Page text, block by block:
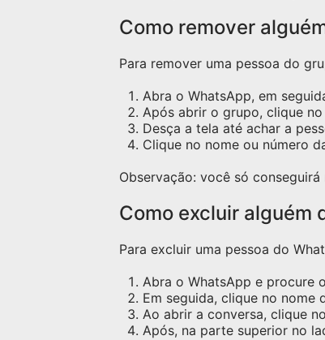
Como remover
Para remover uma pessoa do
Abra o WhatsApp, em
Após abrir o grupo, clique
Desça a tela até achar a
Clique no nome ou número
Observação: você só
Como excluir alguém
Para excluir uma pessoa do
Abra o WhatsApp e procure
Em seguida, clique no nome
Ao abrir a conversa, clique
Após, na parte superior no